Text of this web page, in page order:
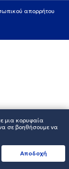
απορρήτου
μια κορυφαία
σε βοηθήσουμε να
Aποδοχή